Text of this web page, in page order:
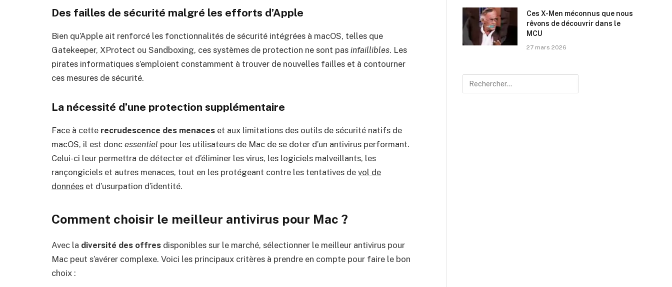
Des failles de sécurité malgré les efforts d’Apple
Bien qu’Apple ait renforcé les fonctionnalités de sécurité intégrées à macOS, telles que
Gatekeeper, XProtect ou Sandboxing, ces systèmes de protection ne sont pas infaillibles. Les
pirates informatiques s’emploient constamment à trouver de nouvelles failles et à contourner
ces mesures de sécurité.
La nécessité d’une protection supplémentaire
Face à cette recrudescence des menaces et aux limitations des outils de sécurité natifs de
macOS, il est donc essentiel pour les utilisateurs de Mac de se doter d’un antivirus performant.
Celui-ci leur permettra de détecter et d’éliminer les virus, les logiciels malveillants, les
rançongiciels et autres menaces, tout en les protégeant contre les tentatives de vol de
données et d’usurpation d’identité.
Comment choisir le meilleur antivirus pour Mac ?
Avec la diversité des offres disponibles sur le marché, sélectionner le meilleur antivirus pour
Mac peut s’avérer complexe. Voici les principaux critères à prendre en compte pour faire le bon
choix :
Ces X-Men méconnus que nous
rêvons de découvrir dans le
MCU
27 mars 2026